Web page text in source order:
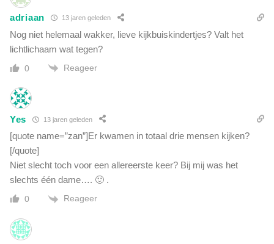
adriaan 13 jaren geleden
Nog niet helemaal wakker, lieve kijkbuiskindertjes? Valt het
lichtlichaam wat tegen?
0 Reageer
Yes 13 jaren geleden
[quote name=”zan”]Er kwamen in totaal drie mensen kijken?
[/quote]
Niet slecht toch voor een allereerste keer? Bij mij was het
slechts één dame…. 🙂 .
0 Reageer